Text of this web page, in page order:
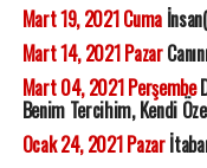
Mart 19, 2021 Cuma
Mart 14, 2021 Pazar
Mart 04, 2021 Perşembe
Benim Tercihim, Kendi
Ocak 24, 2021 Pazar